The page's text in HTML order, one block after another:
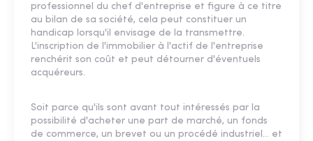
professionnel du chef d'entreprise et figure à ce titre
au bilan de sa société, cela peut constituer un
handicap lorsqu'il envisage de la transmettre.
L'inscription de l'immobilier à l'actif de l'entreprise
renchérit son coût et peut détourner d'éventuels
acquéreurs.
Soit parce qu'ils sont avant tout intéressés par la
possibilité d'acheter une part de marché, un fonds
de commerce, un brevet ou un procédé industriel… et